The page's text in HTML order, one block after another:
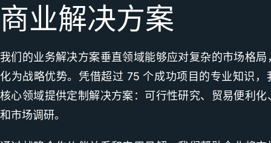
商业解决方案
我们的业务解决方案垂直领域能够应对复杂的市场格局
化为战略优势。凭借超过 75 个成功项目的专业知识，
核心领域提供定制解决方案：可行性研究、贸易便利化
和市场调研。